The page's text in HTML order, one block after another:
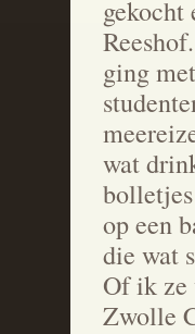
gekocht
ging
wat
op een
die wat
Of ik ze
Zwolle